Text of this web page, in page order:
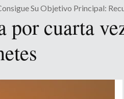
Su Objetivo Principal:
por cuarta